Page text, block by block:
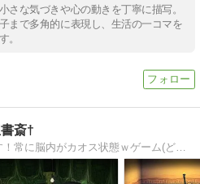
さな気づきや心の動きを丁寧に描写。
まで多角的に表現し、生活の一コマを
。
斎†
社会不適合者のブログです！常に脳内がカオス状態ｗゲーム(どうぶつの森・デレステ他)が趣味、作曲もできます。